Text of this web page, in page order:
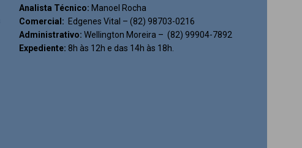
Analista Técnico: Manoel Rocha
Comercial: Edgenes Vital – (82) 98703-0216
Administrativo: Wellington Moreira – (82) 99904-7892
Expediente: 8h às 12h e das 14h às 18h.